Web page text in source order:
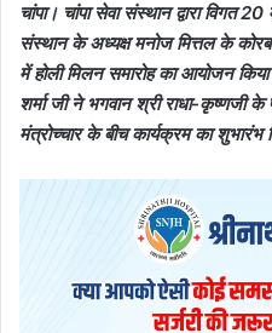
चांपा। चांपा सेवा संस्थान द्वारा विगत
संस्थान के अध्यक्ष मनोज मित्तल के
में होली मिलन समारोह का आयोजन
शर्मा जी ने भगवान श्री राधा-कृष्णजी के
मंत्रोच्चार के बीच कार्यक्रम का शुभारंभ